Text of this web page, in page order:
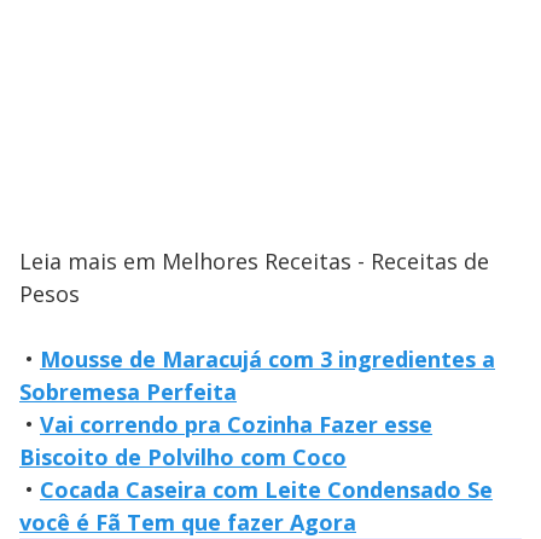
Leia mais em Melhores Receitas - Receitas de
Pesos
• Mousse de Maracujá com 3 ingredientes a
Sobremesa Perfeita
• Vai correndo pra Cozinha Fazer esse
Biscoito de Polvilho com Coco
• Cocada Caseira com Leite Condensado Se
você é Fã Tem que fazer Agora